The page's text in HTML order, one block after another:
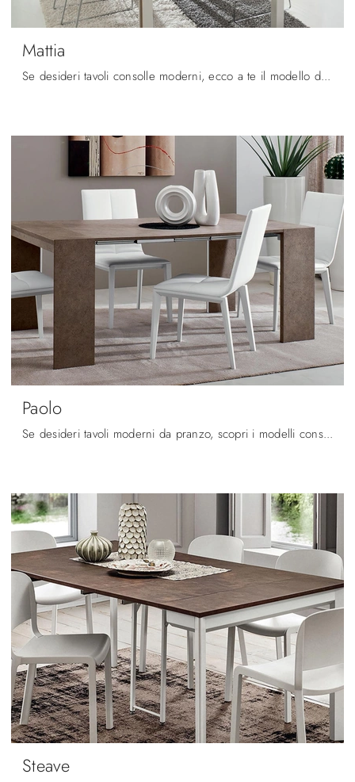
Mattia
Se desideri tavoli consolle moderni, ecco a te il modello da pranzo in HPL Mattia della firma La Primavera.
Paolo
Se desideri tavoli moderni da pranzo, scopri i modelli consolle di La Primavera: clicca e scopri il modello Paolo in HPL.
Steave